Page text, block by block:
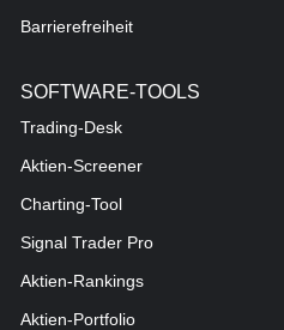
Barrierefreiheit
SOFTWARE-TOOLS
Trading-Desk
Aktien-Screener
Charting-Tool
Signal Trader Pro
Aktien-Rankings
Aktien-Portfolio